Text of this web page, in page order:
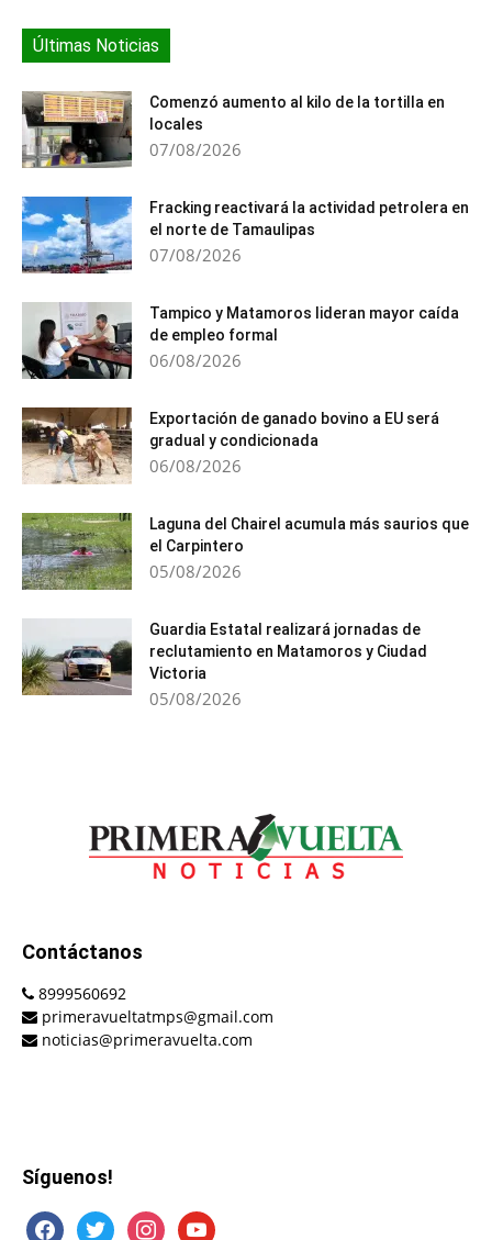
Últimas Noticias
Comenzó aumento al kilo de la tortilla en
locales
07/08/2026
Fracking reactivará la actividad petrolera en
el norte de Tamaulipas
07/08/2026
Tampico y Matamoros lideran mayor caída
de empleo formal
06/08/2026
Exportación de ganado bovino a EU será
gradual y condicionada
06/08/2026
Laguna del Chairel acumula más saurios que
el Carpintero
05/08/2026
Guardia Estatal realizará jornadas de
reclutamiento en Matamoros y Ciudad
Victoria
05/08/2026
Contáctanos
8999560692
primeravueltatmps@gmail.com
noticias@primeravuelta.com
Síguenos!
facebooktwitter instagramyoutube